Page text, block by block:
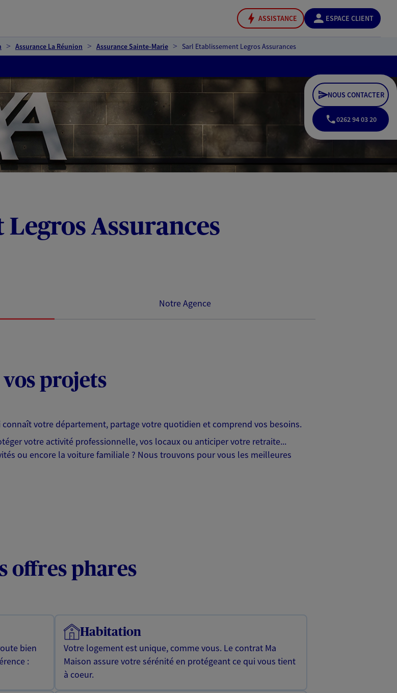
ASSISTANCE ESPACE CLIENT
Assurance La Réunion Assurance Sainte-Marie Sarl Etablissement Legros Assurances
Assurances
NOUS CONTACTER
0262 94 03 20
Notre Agence
projets
connaît votre département, partage votre quotidien et comprend vos besoins.
votre activité professionnelle, vos locaux ou anticiper votre retraite...
ou encore la voiture familiale ? Nous trouvons pour vous les meilleures
offres phares
bien
:
Habitation
Votre logement est unique, comme vous. Le contrat Ma
Maison assure votre sérénité en protégeant ce qui vous tient
à coeur.